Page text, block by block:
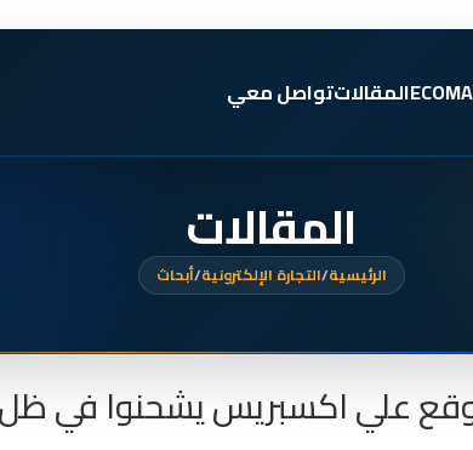
المقالاتتواصل معي
المقالات
الرئيسية/التجارة الإلكترونية/أبحاث
علي اكسبريس يشحنوا في ظل